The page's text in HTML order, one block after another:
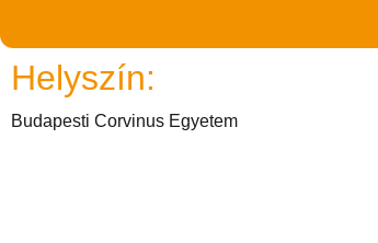
Helyszín:
Budapesti Corvinus Egyetem